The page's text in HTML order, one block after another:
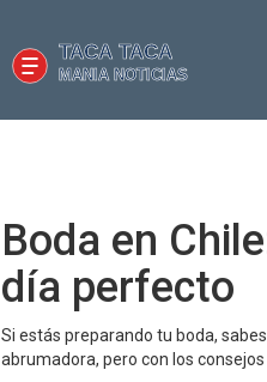
Boda en
día perfecto
Si estás preparando tu boda,
abrumadora, pero con los